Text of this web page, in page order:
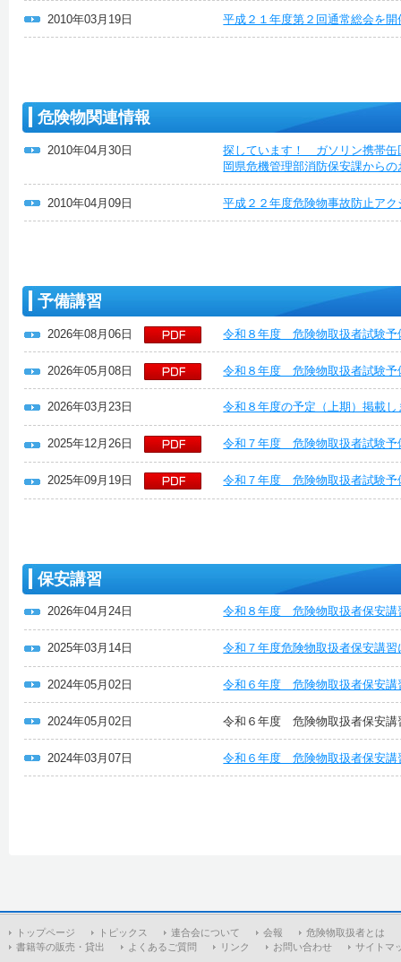
2010年03月19日 平成２１年度第２回通常総会を
危険物関連情報
2010年04月30日
探しています！ ガソリン携帯缶
岡県危機管理部消防保安課から
2010年04月09日 平成２２年度危険物事故防止ア
予備講習
2026年08月06日 令和８年度 危険物取扱者試験
2026年05月08日 令和８年度 危険物取扱者試験
2026年03月23日 令和８年度の予定（上期）掲載し
2025年12月26日 令和７年度 危険物取扱者試験
2025年09月19日 令和７年度 危険物取扱者試験
保安講習
2026年04月24日 令和８年度 危険物取扱者保安講
2025年03月14日 令和７年度危険物取扱者保安講習
2024年05月02日 令和６年度 危険物取扱者保安講
2024年05月02日 令和６年度 危険物取扱者保安講
2024年03月07日 令和６年度 危険物取扱者保安講
トップページ トピックス 連合会について 会報
危険物取扱者とは
書籍等の販売・貸出
よくあるご質問 リンク お問い合わせ サイトマ